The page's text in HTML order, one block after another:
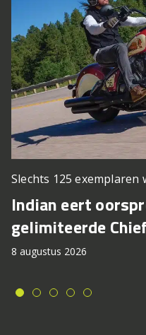
Slechts 125 exemplaren
Indian eert
gelimiteerde
8 augustus 2026